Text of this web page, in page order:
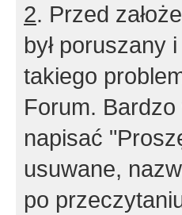
2. Przed
był poruszany
takiego
Forum.
napisać
usuwane,
po